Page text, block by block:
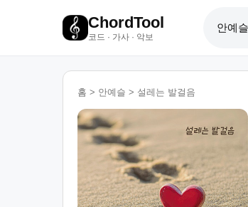
ChordTool
코드 · 가사 · 악보
홈 > 안예슬 > 설레는 발걸음